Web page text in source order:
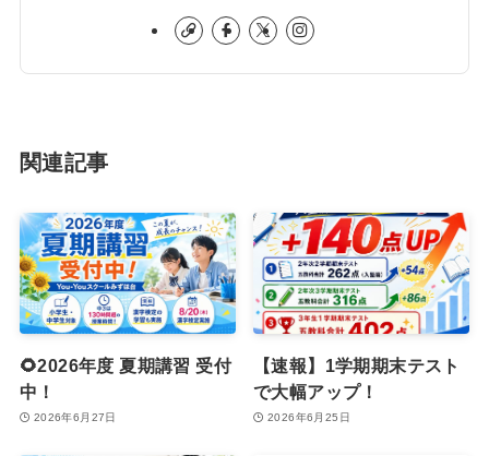
関連記事
🌻2026年度 夏期講習 受付
中！
2026年6月27日
【速報】1学期期末テスト
で大幅アップ！
2026年6月25日